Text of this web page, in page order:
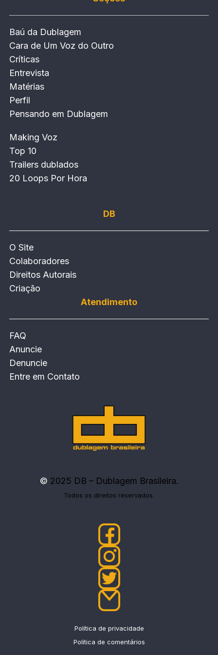
Baú da Dublagem
Cara de Um Voz do Outro
Críticas
Entrevista
Matérias
Perfil
Pensando em Dublagem
Making Voz
Top 10
Trailers dublados
20 Loops Por Hora
DB
O Site
Colaboradores
Direitos Autorais
Criação
Atendimento
FAQ
Anuncie
Denuncie
Entre em Contato
© 2025 DB – Dublagem Brasileira.
Todos os direitos reservados.
Política de privacidade
Política de comentários